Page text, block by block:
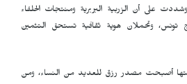
وشددت على أن الزربية البربرية ومنتجات الحلفاء
تونس، وتحملان هوية ثقافية تستحق التثمين
أصبحت مصدر رزق للعديد من النساء، ومن